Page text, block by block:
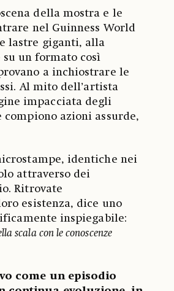
della mostra e le
nel Guinness World
lastre giganti, alla
un formato così
a inchiostrare le
Al mito dell’artista
impacciata degli
azioni assurde,
identiche nei
attraverso dei
Ritrovate
esistenza, dice uno
inspiegabile:
scala con le conoscenze
come un episodio